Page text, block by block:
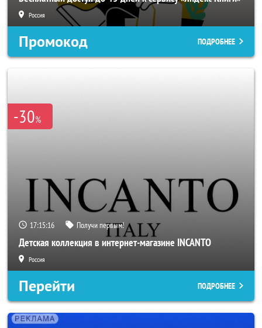
Россия
Промокод ПОДРОБНЕЕ
-30%
17:15:14 Получи первым!
Детская коллекция в интернет-магазине INCANTO
Россия
Перейти ПОДРОБНЕЕ